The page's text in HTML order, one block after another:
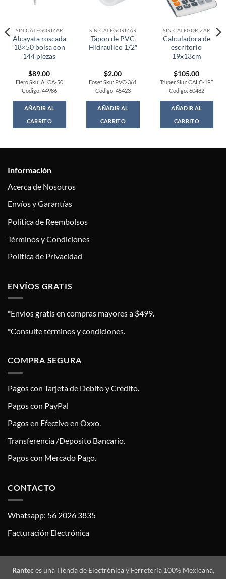
SIN CATEGORIZAR
Alcayata roscada
18×50 bolsa con
144 piezas
$89.00
Fiero Sku: ALCA-50
Codigo: 44986
AÑADIR AL
CARRITO
SIN CATEGORIZAR
Tapon de PVC
Hidraulico 1/2″
$2.00
Foset Sku: PVC-361
Codigo: 45423
AÑADIR AL
CARRITO
SIN CATEGORIZAR
Calculadora de
escritorio
19x13cm
$105.00
Truper Sku: CALC-19E
Codigo: 60482
AÑADIR AL
CARRITO
Información
Acerca de Nosotros
Envíos y Garantías
Política de Reembolsos
Términos y Condiciones
Política de Privacidad
ENVÍOS GRATIS
*Envíos gratis en compras mayores a $499.
*Consulte términos y condiciones.
COMPRA SEGURA
Pagos con Tarjeta de Debito y Crédito.
Pagos con PayPal
Pagos en Efectivo en Oxxo.
Transferencia /Deposito Bancario.
Pagos con Mercado Pago.
CONTACTO
Whatsapp: 56 2026 3835
Facturación Electrónica
Ranteces una Tienda de Electrónica y Ferretería 100% Mexicana,